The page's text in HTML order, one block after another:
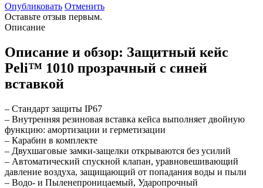
Опубликовать Отменить
Оставьте отзыв первым.
Описание
Описание и обзор: Защитный кейс
Peli™ 1010 прозрачный с синей
вставкой
– Стандарт защиты IP67
– Внутренняя резиновая вставка кейса выполняет двойную
функцию: амортизации и герметизации
– Карабин в комплекте
– Двухшаговые замки-защелки открываются без усилий
– Автоматический спускной клапан, уравновешивающий
давление воздуха, защищающий от попадания воды и пыли
– Водо- и Пыленепроницаемый, Ударопрочный